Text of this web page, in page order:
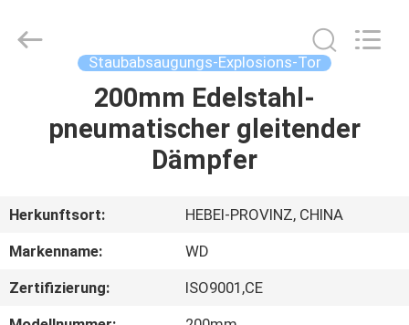
ÜBER
UNS
WERKSBESICHTIGUNG
CO.,LTD.
Staubabsaugungs-Explosions-Tor
200mm Edelstahl-
pneumatischer gleitender
Dämpfer
Herkunftsort:
HEBEI-PROVINZ, CHINA
Markenname:
WD
Zertifizierung:
ISO9001,CE